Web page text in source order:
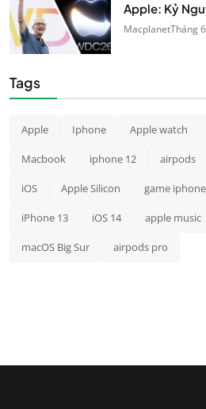
Apple: Kỷ
MacplanetTháng
Tags
Apple Iphone Apple watch
Macbook iphone 12 airpods
iOS Apple Silicon game iphone
iPhone 13 iOS 14 apple music
macOS Big Sur airpods pro